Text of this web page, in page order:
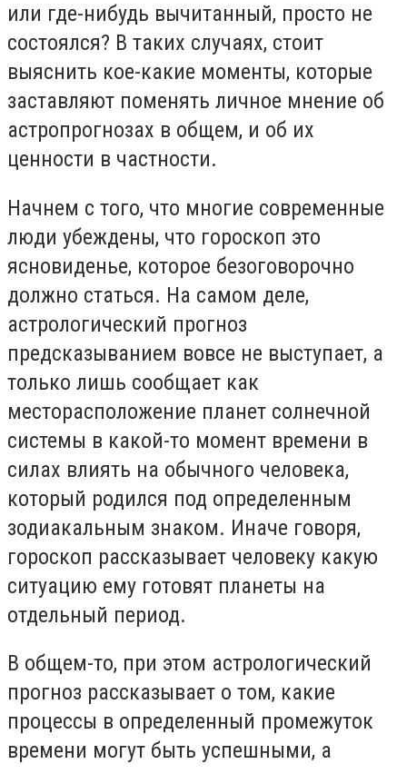
или где-нибудь вычитанный, просто не
состоялся? В таких случаях, стоит
выяснить кое-какие моменты, которые
заставляют поменять личное мнение об
астропрогнозах в общем, и об их
ценности в частности.
Начнем с того, что многие современные
люди убеждены, что гороскоп это
ясновиденье, которое безоговорочно
должно статься. На самом деле,
астрологический прогноз
предсказыванием вовсе не выступает, а
только лишь сообщает как
месторасположение планет солнечной
системы в какой-то момент времени в
силах влиять на обычного человека,
который родился под определенным
зодиакальным знаком. Иначе говоря,
гороскоп рассказывает человеку какую
ситуацию ему готовят планеты на
отдельный период.
В общем-то, при этом астрологический
прогноз рассказывает о том, какие
процессы в определенный промежуток
времени могут быть успешными, а